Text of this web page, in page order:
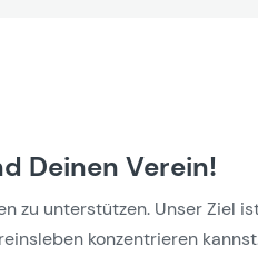
Deinen Verein!
zu unterstützen. Unser Ziel
konzentrieren